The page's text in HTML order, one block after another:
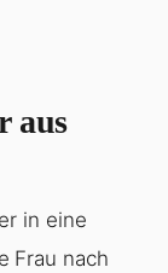
aus
in eine
Frau nach